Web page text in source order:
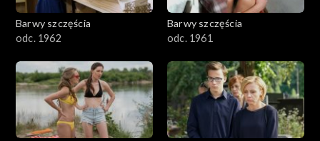
Barwy szczęścia
odc. 1962
Barwy szczęścia
odc. 1961